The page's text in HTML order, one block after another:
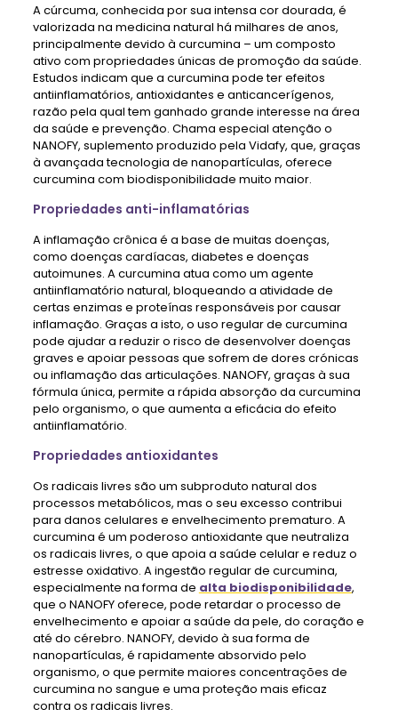
A cúrcuma, conhecida por sua intensa cor dourada, é
valorizada na medicina natural há milhares de anos,
principalmente devido à curcumina – um composto
ativo com propriedades únicas de promoção da saúde.
Estudos indicam que a curcumina pode ter efeitos
antiinflamatórios, antioxidantes e anticancerígenos,
razão pela qual tem ganhado grande interesse na área
da saúde e prevenção. Chama especial atenção o
NANOFY, suplemento produzido pela Vidafy, que, graças
à avançada tecnologia de nanopartículas, oferece
curcumina com biodisponibilidade muito maior.
Propriedades anti-inflamatórias
A inflamação crônica é a base de muitas doenças,
como doenças cardíacas, diabetes e doenças
autoimunes. A curcumina atua como um agente
antiinflamatório natural, bloqueando a atividade de
certas enzimas e proteínas responsáveis ​​por causar
inflamação. Graças a isto, o uso regular de curcumina
pode ajudar a reduzir o risco de desenvolver doenças
graves e apoiar pessoas que sofrem de dores crónicas
ou inflamação das articulações. NANOFY, graças à sua
fórmula única, permite a rápida absorção da curcumina
pelo organismo, o que aumenta a eficácia do efeito
antiinflamatório.
Propriedades antioxidantes
Os radicais livres são um subproduto natural dos
processos metabólicos, mas o seu excesso contribui
para danos celulares e envelhecimento prematuro. A
curcumina é um poderoso antioxidante que neutraliza
os radicais livres, o que apoia a saúde celular e reduz o
estresse oxidativo. A ingestão regular de curcumina,
especialmente na forma de alta biodisponibilidade,
que o NANOFY oferece, pode retardar o processo de
envelhecimento e apoiar a saúde da pele, do coração e
até do cérebro. NANOFY, devido à sua forma de
nanopartículas, é rapidamente absorvido pelo
organismo, o que permite maiores concentrações de
curcumina no sangue e uma proteção mais eficaz
contra os radicais livres.